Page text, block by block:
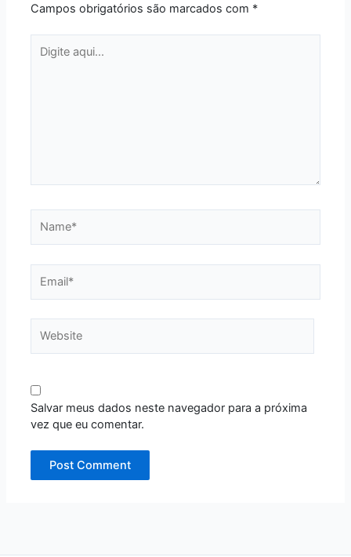
Campos obrigatórios são marcados com *
aqui...
Salvar meus dados neste navegador para a próxima
vez que eu comentar.